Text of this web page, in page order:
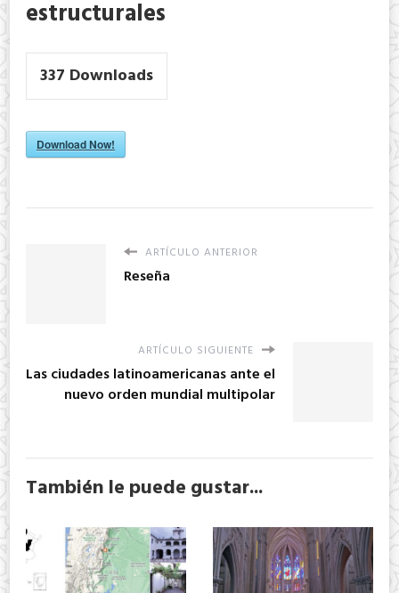
estructurales
337 Downloads
Download Now!
ARTÍCULO ANTERIOR
Reseña
ARTÍCULO SIGUIENTE
Las ciudades latinoamericanas ante el
nuevo orden mundial multipolar
También le puede gustar...